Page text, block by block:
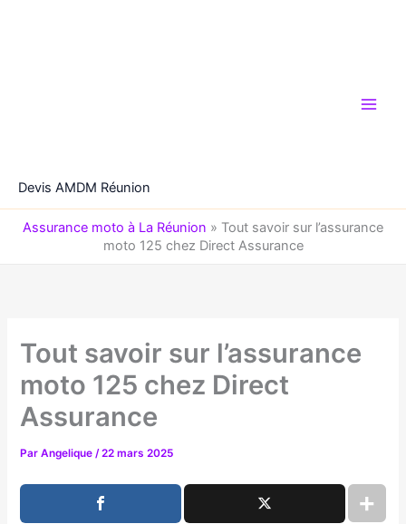
Devis AMDM Réunion
Assurance moto à La Réunion » Tout savoir sur l’assurance
moto 125 chez Direct Assurance
Tout savoir sur l’assurance
moto 125 chez Direct
Assurance
ParAngelique/22 mars 2025